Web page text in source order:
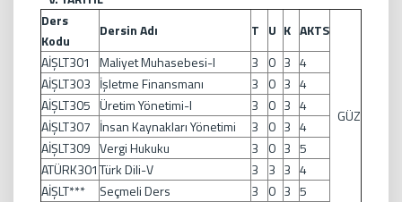
Ders
Kodu
Dersin Adı T U K AKTS
GÜZ
AİŞLT301 Maliyet Muhasebesi-I 3 0 3 4
AİŞLT303 İşletme Finansmanı 3 0 3 4
AİŞLT305 Üretim Yönetimi-I 3 0 3 4
AİŞLT307 İnsan Kaynakları Yönetimi 3 0 3 4
AİŞLT309 Vergi Hukuku 3 0 3 5
ATÜRK301Türk Dili-V 3 3 3 4
AİŞLT***
Seçmeli Ders 3 0 3 5